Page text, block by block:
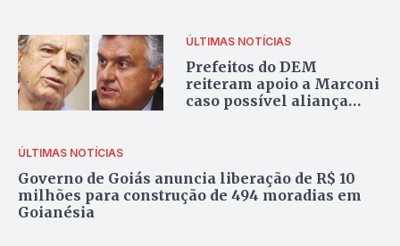
ÚLTIMAS NOTÍCIAS
Prefeitos do DEM
reiteram apoio a Marconi
caso possível aliança
ÚLTIMAS NOTÍCIAS
Governo de Goiás anuncia liberação de R$ 10
milhões para construção de 494 moradias em
Goianésia